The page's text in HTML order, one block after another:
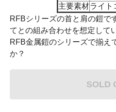
主要素材ライト
RFBシリーズの首と肩の鎧で
てとの組み合わせを想定して
RFB金属鎧のシリーズで揃え
か？
SOLD